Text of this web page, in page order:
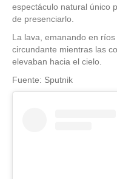
espectáculo natural único
de presenciarlo.
La lava, emanando en
circundante mientras las
elevaban hacia el cielo.
Fuente: Sputnik